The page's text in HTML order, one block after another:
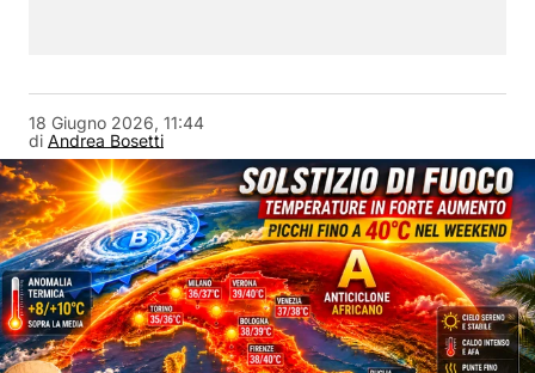
di Andrea Bosetti
18 Giugno 2026, 11:44